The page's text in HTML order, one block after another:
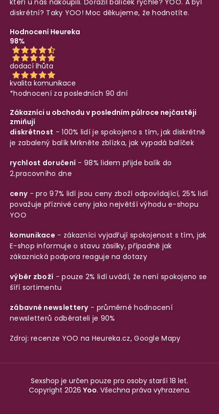
diskrétní? Taky YOO! Moc děkujeme, že hodnotíte.
Hodnocení Heureka
98%
dodací lhůta
kvalita komunikace
*hodnocení za posledních 90 dní
Zákazníci u obchodu v posledním půlroce nejčastěji
zmiňují
diskrétnost - 100% lidí je spokojeno s tím, jak diskrétně
je zabalený balíkMrkněte zblízka, jak vypadá balíček
rychlost doručení - 98% lidem přijde balík do
2.pracovního dne
ceny- pro 97% lidí jsou ceny zboží odpovídající, 25% lidí
považuje příznivé ceny jako největší výhodu e-shopu
YOO
komunikace - zákazníci vyjadřují spokojenost s tím, jak
E-shop informuje o stavu zásilky, případně jak
zákaznická podpora reaguje na dotazy
výběr zboží - pouze 2% lidí uvádí, že není spokojeno se
šíří sortimentu
zábavné newslettery- průměrné hodnocení
newsletterů odběrateli je 90%
Zdroj: recenze YOO na Heureka.cz,Google Mapy
Sexshop je určen pouze pro osoby starší 18 let.
Copyright 2026 Yoo. Všechna práva vyhrazena.